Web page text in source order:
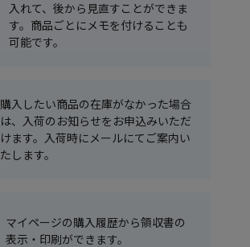
入れて、後から見直すことができま
す。商品ごとにメモを付けることも
可能です。
購入したい商品の在庫がなかった場合
は、入荷のお知らせをお申込みいただ
けます。入荷時にメールにてご案内い
たします。
マイページの購入履歴から領収書の
表示・印刷ができます。